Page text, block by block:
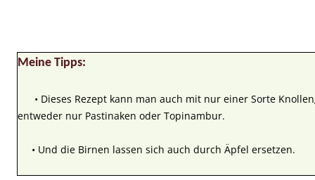
Meine Tipps:
• Dieses Rezept kann man auch mit nur einer Sorte
entweder nur Pastinaken oder Topinambur.
• Und die Birnen lassen sich auch durch Äpfel ersetzen.